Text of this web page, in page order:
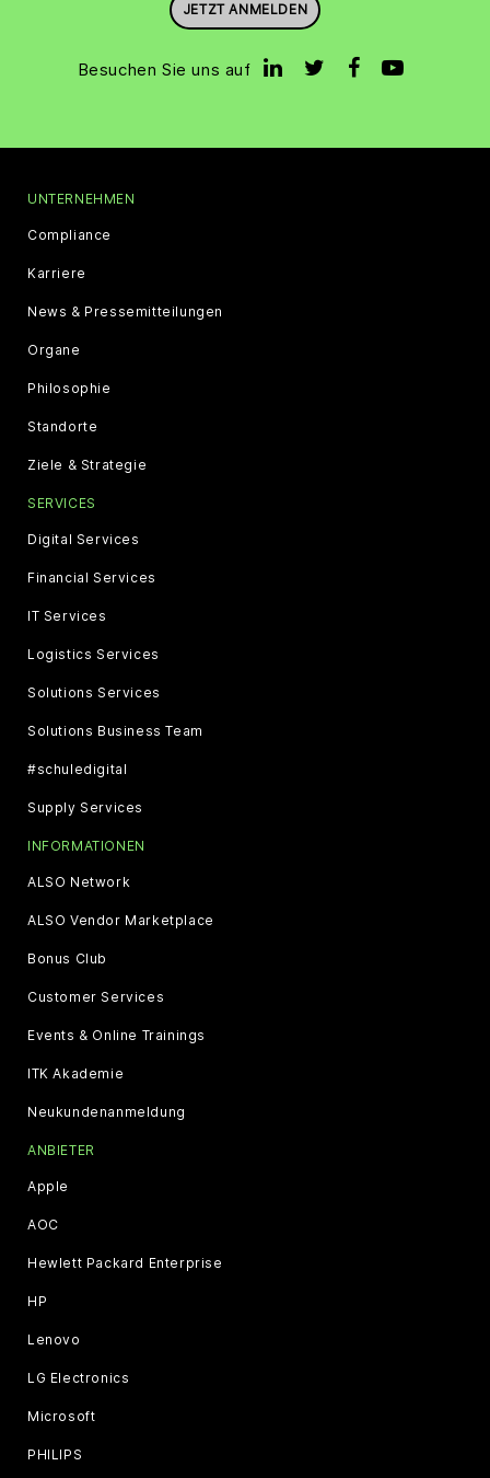
JETZT ANMELDEN
Besuchen Sie uns auf
UNTERNEHMEN
Compliance
Karriere
News & Pressemitteilungen
Organe
Philosophie
Standorte
Ziele & Strategie
SERVICES
Digital Services
Financial Services
IT Services
Logistics Services
Solutions Services
Solutions Business Team
#schuledigital
Supply Services
INFORMATIONEN
ALSO Network
ALSO Vendor Marketplace
Bonus Club
Customer Services
Events & Online Trainings
ITK Akademie
Neukundenanmeldung
ANBIETER
Apple
AOC
Hewlett Packard Enterprise
HP
Lenovo
LG Electronics
Microsoft
PHILIPS